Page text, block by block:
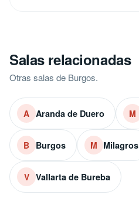
Salas relacionadas
Otras salas de Burgos.
A Aranda de Duero M
B Burgos M Milagros
V Vallarta de Bureba